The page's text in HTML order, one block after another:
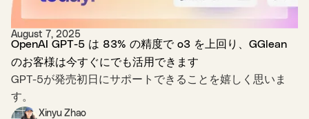
August 7, 2025
OpenAI GPT-5 は 83% の精度で o3 を上回り、GGlean
のお客様は今すぐにでも活用できます
GPT-5が発売初日にサポートできることを嬉しく思いま
す。
Xinyu Zhao